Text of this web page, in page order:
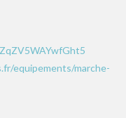
equipements/marche-